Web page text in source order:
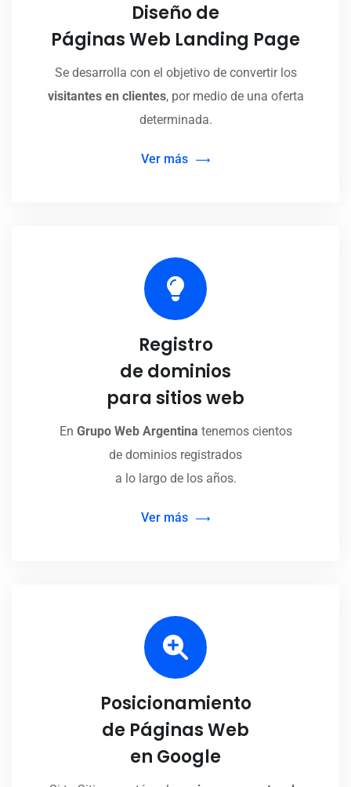
Diseño de
Páginas Web Landing Page
Se desarrolla con el objetivo de convertir los
visitantes en clientes, por medio de una oferta
determinada.
Ver más
Registro
de dominios
para sitios web
En Grupo Web Argentina tenemos cientos
de dominios registrados
a lo largo de los años.
Ver más
Posicionamiento
de Páginas Web
en Google